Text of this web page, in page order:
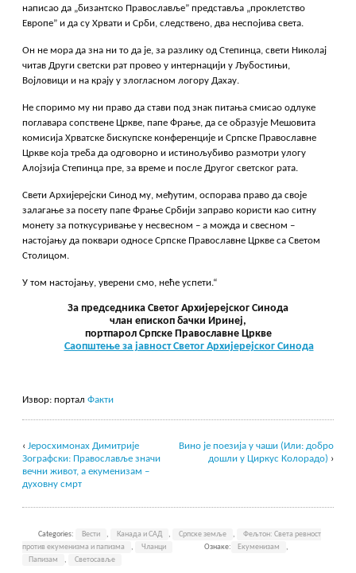
написао да „бизантско Православље” представља „проклетство
Европе” и да су Хрвати и Срби, следствено, два неспојива света.
Он не мора да зна ни то да је, за разлику од Степинца, свети Николај
читав Други светски рат провео у интернацији у Љубостињи,
Војловици и на крају у злогласном логору Дахау.
Не споримо му ни право да стави под знак питања смисао одлуке
поглавара сопствене Цркве, папе Фрање, да се образује Мешовита
комисија Хрватске бискупске конференције и Српске Православне
Цркве која треба да одговорно и истинољубиво размотри улогу
Алојзија Степинца пре, за време и после Другог светског рата.
Свети Архијерејски Синод му, међутим, оспорава право да своје
залагање за посету папе Фрање Србији заправо користи као ситну
монету за поткусуривање у несвесном – а можда и свесном –
настојању да поквари односе Српске Православне Цркве са Светом
Столицом.
У том настојању, уверени смо, неће успети.“
За председника Светог Архијерејског Синода
члан епископ бачки Иринеј,
портпарол Српске Православне Цркве
Саопштење за јавност Светог Архијерејског Синода
Извор: порталФакти
‹Јеросхимонах Димитрије
Зографски: Православље значи
вечни живот, a екуменизам –
духовну смрт
Вино је поезија у чаши (Или: добро
дошли у Циркус Колорадо) ›
Categories: Вести , Канада и САД , Српске земље ,
Фељтон: Света ревност
против екуменизма и папизма
, Чланци Ознаке: Екуменизам
,
Папизам
, Светосавље